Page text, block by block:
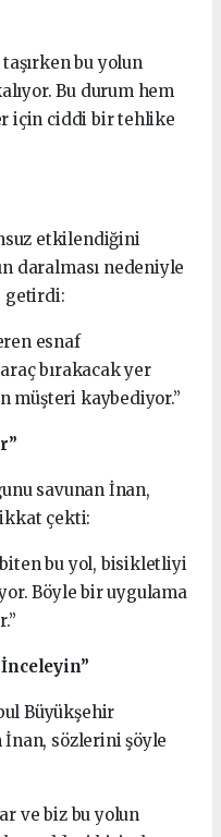
bu yolun
Bu durum hem
için ciddi bir tehlike
etkilendiğini
daralması nedeniyle
getirdi:
esnaf
bırakacak yer
müşteri kaybediyor.”
savunan İnan,
çekti:
bu yol, bisikletliyi
Böyle bir uygulama
İnceleyin”
Büyükşehir
İnan, sözlerini şöyle
ve biz bu yolun